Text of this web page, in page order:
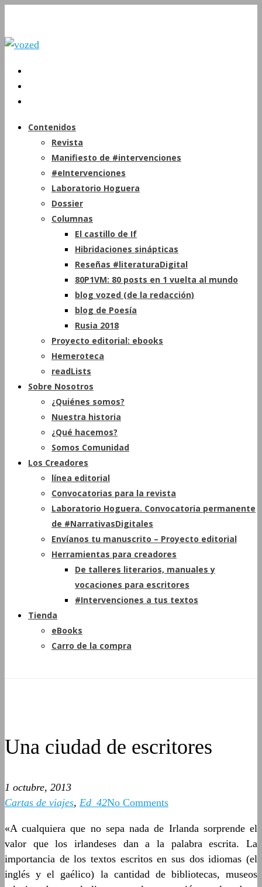
Contenidos
Revista
Manifiesto de #intervenciones
#eIntervenciones
Laboratorio Hoguera
Dossier
Columnas
El castillo de If
Hibridaciones sinápticas
Reseñas #literaturaDigital
80P1VM: 80 posts en 1 vuelta al mundo
blog vozed (de la redacción)
blog de Poesía
Rusia 2018
Proyecto editorial: ebooks
Hemeroteca
readLists
Sobre Nosotros
¿Quiénes somos?
Nuestra historia
¿Qué hacemos?
Somos Comunidad
Los Creadores
línea editorial
Convocatorias para la revista
Laboratorio Hoguera. Convocatoria permanente
de #NarrativasDigitales
Envíanos tu manuscrito – Proyecto editorial
Herramientas para creadores
De talleres literarios, manuales y
vocaciones para escritores
#Intervenciones a tus textos
Tienda
eBooks
Carro de la compra
Una ciudad de escritores
1 octubre, 2013
Cartas de viajes, Ed_42No Comments
«A cualquiera que no sepa nada de Irlanda sorprende el
valor que los irlandeses dan a la palabra escrita. La
importancia de los textos escritos en sus dos idiomas (el
inglés y el gaélico) la cantidad de bibliotecas, museos